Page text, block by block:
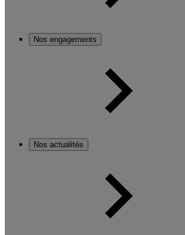
Nos engagements
Nos actualités